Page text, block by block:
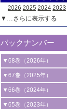
2026 2025 2024 2023
▼…さらに表示する
バックナンバー
▼68巻（2026年）
1号 過酸化水素合成に関
2号 コンピューター技術
触媒開発
▼67巻（2025年）
1号 CO
水素化によるグ
ーンケミカル製造
▼66巻（2024年）
1号 低次元ナノ構造を有
▼65巻（2023年）